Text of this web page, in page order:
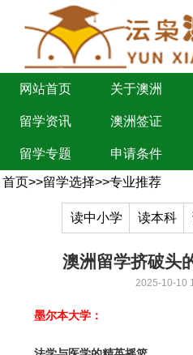
网站首页 关于澳洲
留学资讯 澳洲签证
留学专题 申请条件
首页>>留学选择>>专业推荐
读中小学 读本科
澳洲留学挤破头
2025-10-10
墨尔本大学：